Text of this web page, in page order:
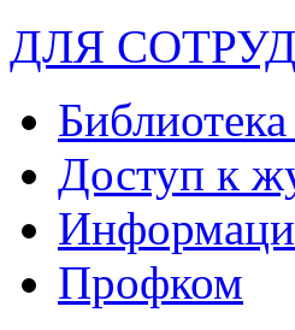
ДЛЯ
Доступ к
Профком